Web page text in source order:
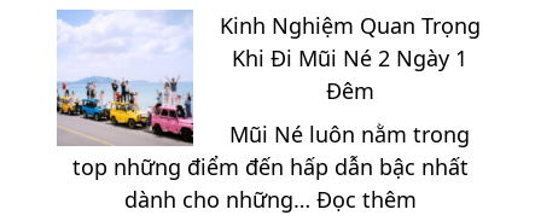
A
Đến
Những
Địa
Điểm
Thích
Hợp
Để
Kinh Nghiệm Quan Trọng
Khi Đi Mũi Né 2 Ngày 1
Đêm
Mũi Né luôn nằm trong
top những điểm đến hấp dẫn bậc nhất
dành cho những… Đọc thêm